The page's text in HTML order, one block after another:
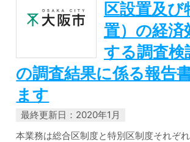
区設置及び
置）の経済
する調査検
の調査結果に係る報告
ます
最終更新日：2020年1月
本業務は総合区制度と特別区制度それぞ